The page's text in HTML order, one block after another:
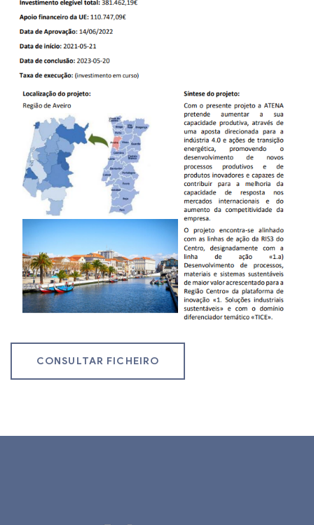
CONSULTAR FICHEIRO